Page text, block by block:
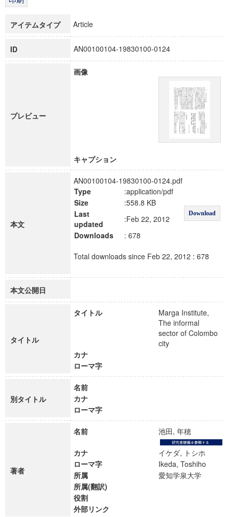
博士課程教育リーディングプログラム「超成熟社会発展のサ
アイテムタイプ Article
ID AN00100104-19830100-0124
プレビュー
画像
キャプション
本文
AN00100104-19830100-0124.pdf
Type
:application/pdf
Download
Size
:558.8 KB
Last
updated
:Feb 22, 2012
Downloads
: 678
Total downloads since Feb 22, 2012 : 678
本文公開日
タイトル
タイトル
Marga Institute,
The informal
sector of Colombo
city
カナ
ローマ字
別タイトル
名前
カナ
ローマ字
著者
名前 池田, 年穂
カナ
イケダ, トシホ
ローマ字
Ikeda, Toshiho
所属
愛知学泉大学
所属(翻訳)
役割
外部リンク